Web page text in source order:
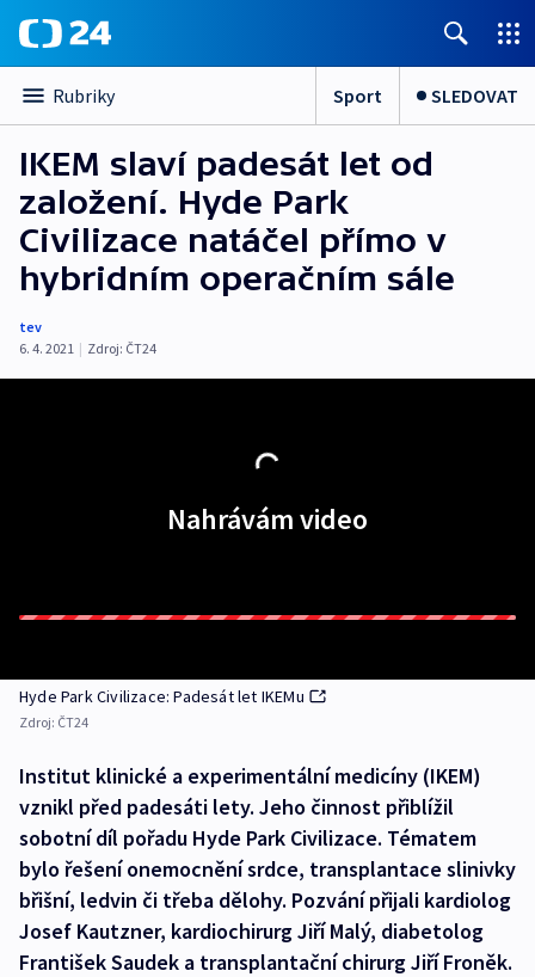
Rubriky Sport SLEDOVAT
IKEM slaví padesát let od
založení. Hyde Park
Civilizace natáčel přímo v
hybridním operačním sále
tev
6. 4. 2021 | Zdroj: ČT24
Nahrávám video
Hyde Park Civilizace: Padesát let IKEMu
Zdroj: ČT24
Institut klinické a experimentální medicíny (IKEM)
vznikl před padesáti lety. Jeho činnost přiblížil
sobotní díl pořadu Hyde Park Civilizace. Tématem
bylo řešení onemocnění srdce, transplantace slinivky
břišní, ledvin či třeba dělohy. Pozvání přijali kardiolog
Josef Kautzner, kardiochirurg Jiří Malý, diabetolog
František Saudek a transplantační chirurg Jiří Froněk.